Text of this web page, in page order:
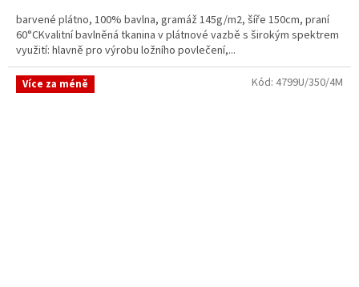
barvené plátno, 100% bavlna, gramáž 145g/m2, šíře 150cm, praní
60°CKvalitní bavlněná tkanina v plátnové vazbě s širokým spektrem
využití: hlavně pro výrobu ložního povlečení,...
Více za méně Kód: 4799U/350/4M